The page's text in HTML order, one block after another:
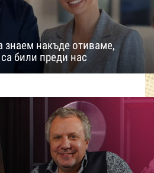
накъде отиваме,
били преди нас